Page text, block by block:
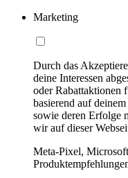
Marketing
Durch das
deine Interessen
oder Rabattaktionen
basierend auf
sowie deren Erfolge
wir auf dieser
Meta-Pixel,